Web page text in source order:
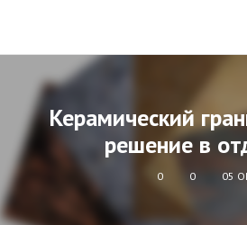
Керамический
решение в
0 0 05